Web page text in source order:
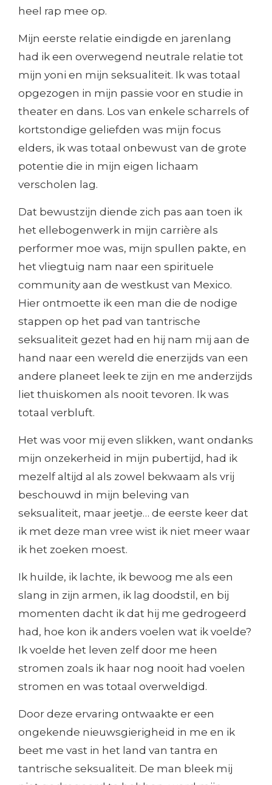
heel rap mee op.
Mijn eerste relatie eindigde en jarenlang
had ik een overwegend neutrale relatie tot
mijn yoni en mijn seksualiteit. Ik was totaal
opgezogen in mijn passie voor en studie in
theater en dans. Los van enkele scharrels of
kortstondige geliefden was mijn focus
elders, ik was totaal onbewust van de grote
potentie die in mijn eigen lichaam
verscholen lag.
Dat bewustzijn diende zich pas aan toen ik
het ellebogenwerk in mijn carrière als
performer moe was, mijn spullen pakte, en
het vliegtuig nam naar een spirituele
community aan de westkust van Mexico.
Hier ontmoette ik een man die de nodige
stappen op het pad van tantrische
seksualiteit gezet had en hij nam mij aan de
hand naar een wereld die enerzijds van een
andere planeet leek te zijn en me anderzijds
liet thuiskomen als nooit tevoren. Ik was
totaal verbluft.
Het was voor mij even slikken, want ondanks
mijn onzekerheid in mijn pubertijd, had ik
mezelf altijd al als zowel bekwaam als vrij
beschouwd in mijn beleving van
seksualiteit, maar jeetje… de eerste keer dat
ik met deze man vree wist ik niet meer waar
ik het zoeken moest.
Ik huilde, ik lachte, ik bewoog me als een
slang in zijn armen, ik lag doodstil, en bij
momenten dacht ik dat hij me gedrogeerd
had, hoe kon ik anders voelen wat ik voelde?
Ik voelde het leven zelf door me heen
stromen zoals ik haar nog nooit had voelen
stromen en was totaal overweldigd.
Door deze ervaring ontwaakte er een
ongekende nieuwsgierigheid in me en ik
beet me vast in het land van tantra en
tantrische seksualiteit. De man bleek mij